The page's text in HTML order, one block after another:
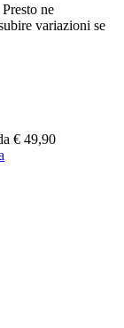
ne
variazioni se
€ 49,90